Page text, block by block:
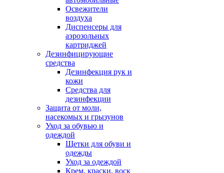
Освежители
воздуха
Диспенсеры для
аэрозольных
картриджей
Дезинфицирующие
средства
Дезинфекция рук и
кожи
Средства для
дезинфекции
Защита от моли,
насекомых и грызунов
Уход за обувью и
одеждой
Щетки для обуви и
одежды
Уход за одеждой
Крем, краски, воск